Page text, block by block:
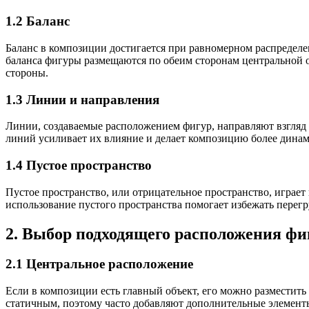
1.2 Баланс
Баланс в композиции достигается при равномерном
баланса фигуры размещаются по обеим сторонам
стороны.
1.3 Линии и направления
Линии, создаваемые расположением фигур, направляют
линий усиливает их влияние и делает композицию более
1.4 Пустое пространство
Пустое пространство, или отрицательное пространство,
использование пустого пространства помогает избежать
2. Выбор подходящего расположения
2.1 Центральное расположение
Если в композиции есть главный объект, его можно
статичным, поэтому часто добавляют дополнительные